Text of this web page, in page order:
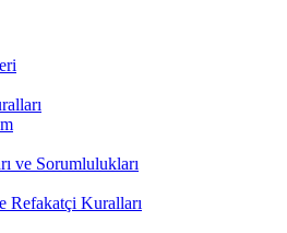
ve Sorumlulukları
Refakatçi Kuralları